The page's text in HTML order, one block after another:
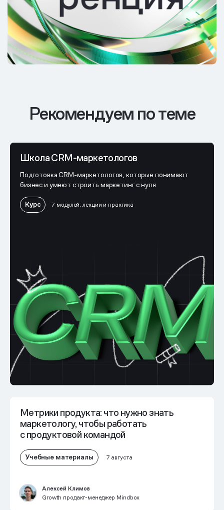
Рекомендуем по теме
Школа CRM-маркетологов
Подготовка CRM-маркетологов, которые понимают
бизнес и умеют строить маркетинг с нуля
Курс 7 модулей: лекции и практика
Метрики продукта: что нужно знать
маркетологу, чтобы работать
с продуктовой командой
Учебные материалы 7 августа
Алексей Климов
Growth продакт-менеджер Mindbox